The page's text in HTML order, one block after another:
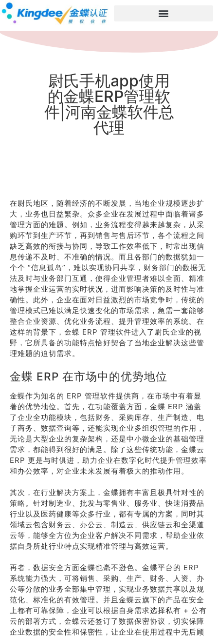
尉氏手机app使用
的金蝶ERP管理软
件|河南金蝶软件总
代理
在尉氏地区，随着经济的不断发展，当地企业规模逐步扩
大，业务也日益繁杂。众多企业在发展过程中面临着诸多
管理方面的难题。例如，业务流程变得越来越复杂，从采
购环节到生产环节，再到销售与售后环节，各个流程之间
缺乏高效的衔接与协同，导致工作效率低下，时常出现信
息传递不及时、不准确的情况。而且各部门的数据犹如一
个个 “信息孤岛”，难以实现协同共享，财务部门的数据无
法及时与业务部门互通，使得企业管理者难以全面、精准
地掌握企业运营的实时状况，进而影响决策的及时性与准
确性。此外，企业在面对日益激烈的市场竞争时，传统的
管理模式已难以满足快速变化的市场需求，急需一套能够
整合企业资源、优化业务流程、提升管理效率的系统。在
这样的背景下，金蝶 ERP 管理软件进入了尉氏企业的视
野，它所具备的功能特点恰好契合了当地企业解决这些管
理难题的迫切需求。
金蝶 ERP 在市场中的优势地位
金蝶作为知名的 ERP 管理软件提供商，在市场中有着显
著的优势地位。首先，在功能覆盖方面，金蝶 ERP 涵盖
了企业全功能模块，包括财务、采购库存、生产制造、电
子商务、数据查询等，还能实现企业多组织管理的作用，
无论是大型企业的复杂架构，还是中小微企业的基础管理
需求，都能得到很好的满足。除了这些传统功能，金蝶云
ERP 更是与时俱进，助力企业在数字化时代提升管理效率
和办公效率，对企业未来发展有着极大的推动作用。
其次，在行业解决方案上，金蝶拥有丰富且极具针对性的
策略。针对制造业、批发与零售业、服务业、快速消费品
行业以及医药健康等众多行业，都有专属的方案，同时其
领域云包含财务云、办公云、制造云、供应链云和全渠道
云等，能够全方位为企业客户解决不同需求，帮助企业依
据自身所处行业特点实现精准管理与高效运营。
再者，数据安全方面金蝶也毫不逊色。金蝶平台的 ERP
系统能力强大，可将销售、采购、生产、财务、人资、办
公等分散的业务全部集中管理，实现业务数据共享以及规
范化、标准化的有效管理。并且金蝶云旗下的产品在安全
上都有可靠保障，企业可以根据自身需求选择私有 + 公有
云的部署方式，金蝶云还签订了数据保密协议，切实保障
企业数据的安全性和保密性，让企业在使用过程中无后顾